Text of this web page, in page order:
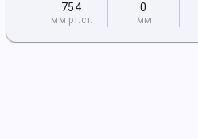
754
мм рт.ст.
0
мм